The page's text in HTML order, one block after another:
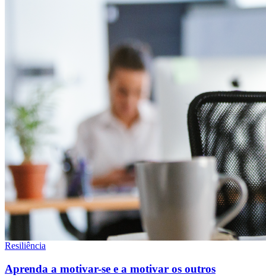
Resiliência
Aprenda a motivar-se e a motivar os outros